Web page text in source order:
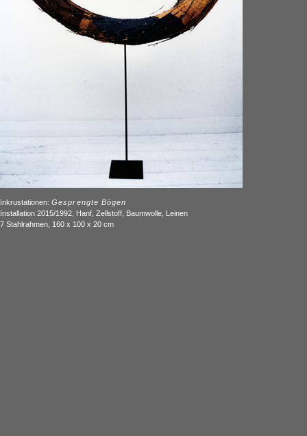
Inkrustationen: Gesprengte Bögen
Installation 2015/1992, Hanf, Zellstoff, Baumwolle, Leinen
7 Stahlrahmen, 160 x 100 x 20 cm